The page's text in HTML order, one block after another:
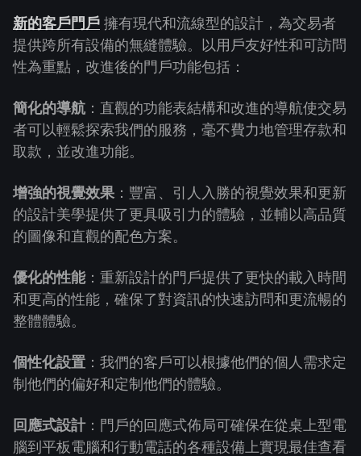
新的客戶門戶 擁有現代和流線型的設計，為交易者
提供跨所有設備的無縫體驗。以用戶友好性和可訪問
性為重點，改進後的門戶功能包括：
簡化的導航 ：直觀的功能表結構和改進的導航使交易
者可以輕鬆探索我們的服務，毫不費力地管理存款和
取款，並改進功能。
增強的視覺效果 ：豐富、引人入勝的視覺效果和更新
的設計美學提供了更具吸引力的體驗，並輔以高品質
的圖像和直觀的配色方案。
優化的性能：重新設計的門戶提供了更快的載入時間
和更高的性能，確保了對資訊的快速訪問和更流暢的
整體體驗。
個性化設置 ：我們的客戶可以根據他們的個人需求定
制他們的偏好和定制他們的體驗。
回應式設計：門戶的回應式佈局可確保在從桌上型電
腦到平板電腦和行動電話的各種設備上實現最佳查看